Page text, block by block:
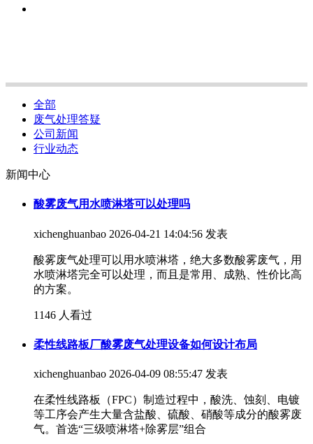
全部
废气处理答疑
公司新闻
行业动态
新闻中心
酸雾废气用水喷淋塔可以处理吗
xichenghuanbao 2026-04-21 14:04:56 发表
酸雾废气处理可以用水喷淋塔，绝大多数酸雾废气，用
水喷淋塔完全可以处理，而且是常用、成熟、性价比高
的方案。
1146 人看过
柔性线路板厂酸雾废气处理设备如何设计布局
xichenghuanbao 2026-04-09 08:55:47 发表
在柔性线路板（FPC）制造过程中，酸洗、蚀刻、电镀
等工序会产生大量含盐酸、硫酸、硝酸等成分的酸雾废
气。首选“三级喷淋塔+除雾层”组合